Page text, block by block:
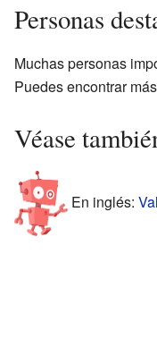
Personas
Muchas personas
Puedes encontrar
Véase
En inglés: